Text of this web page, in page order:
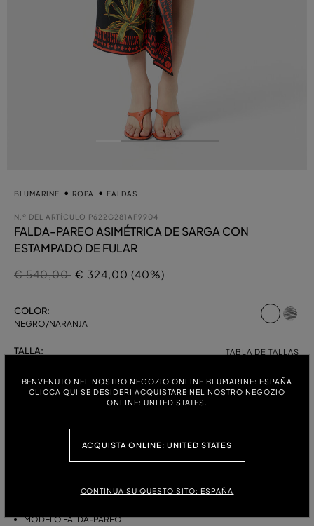
BENVENUTO NEL NOSTRO NEGOZIO ONLINE BLUMARINE: ESPAÑA
CLICCA QUI SE DESIDERI ACQUISTARE NEL NOSTRO NEGOZIO
ONLINE: UNITED STATES.
ACQUISTA ONLINE: UNITED STATES
CONTINUA SU QUESTO SITO: ESPAÑA
BLUMARINE ROPA FALDAS
N.º DEL ARTÍCULO P622G281AF9904
FALDA-PAREO ASIMÉTRICA DE SARGA CON
ESTAMPADO DE FULAR
Precio rebajado de
€ 540,00a€ 324,00 (40%)
COLOR:
NEGRO/NARANJA
TALLA: TABLA DE TALLAS
DESCRIPCIÓN
SARGA DE VISCOSA
MODELO FALDA-PAREO